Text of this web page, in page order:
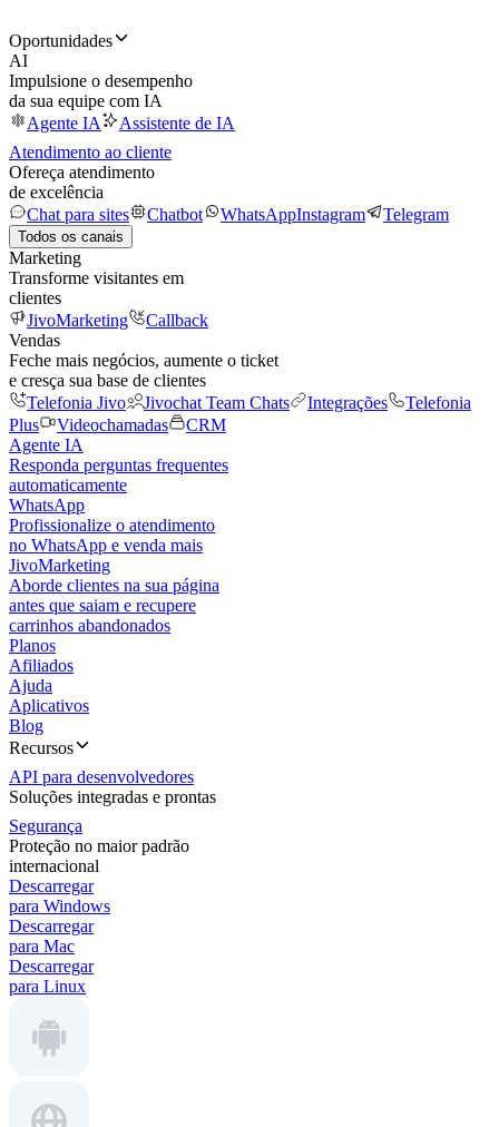
Oportunidades
AI
Impulsione o desempenho
da sua equipe com IA
Agente IA
Assistente de IA
Atendimento ao cliente
Ofereça atendimento
de excelência
Chat para sites
Chatbot WhatsAppInstagram Telegram
Todos os canais
Marketing
Transforme visitantes em
clientes
JivoMarketing
Callback
Vendas
Feche mais negócios, aumente o ticket
e cresça sua base de clientes
Telefonia Jivo
Jivochat Team Chats Integrações
Telefonia
Plus
Videochamadas
CRM
Agente IA
Responda perguntas frequentes
automaticamente
WhatsApp
Profissionalize o atendimento
no WhatsApp e venda mais
JivoMarketing
Aborde clientes na sua página
antes que saiam e recupere
carrinhos abandonados
Planos
Afiliados
Ajuda
Aplicativos
Blog
Recursos
API para desenvolvedores
Soluções integradas e prontas
Segurança
Proteção no maior padrão
internacional
Descarregar
para Windows
Descarregar
para Mac
Descarregar
para Linux